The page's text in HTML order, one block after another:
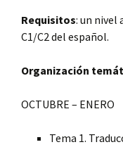
Requisitos: un nivel
C1/C2 del español.
Organización
OCTUBRE – ENERO
Tema 1.